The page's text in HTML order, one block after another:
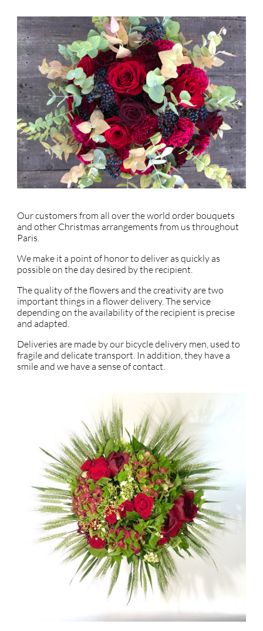
Our customers from all over the world order bouquets
and other Christmas arrangements from us throughout
Paris.
We make it a point of honor to deliver as quickly as
possible on the day desired by the recipient.
The quality of the flowers and the creativity are two
important things in a flower delivery. The service
depending on the availability of the recipient is precise
and adapted.
Deliveries are made by our bicycle delivery men, used to
fragile and delicate transport. In addition, they have a
smile and we have a sense of contact.